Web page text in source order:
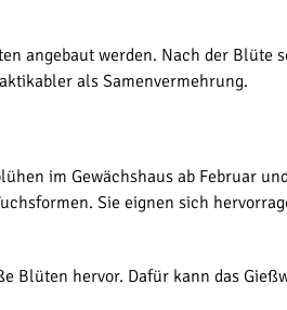
angebaut werden. Nach der Blüte
als Samenvermehrung.
im Gewächshaus ab Februar
Sie eignen sich
Blüten hervor. Dafür kann das